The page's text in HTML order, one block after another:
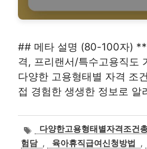
## 메타 설명 (80-100자)
격, 프리랜서/특수고용직도
다양한 고용형태별 자격 조
접 경험한 생생한 정보로 알
태
그
다양한고용형태별자격조건
험담 , 육아휴직급여신청방법 ,